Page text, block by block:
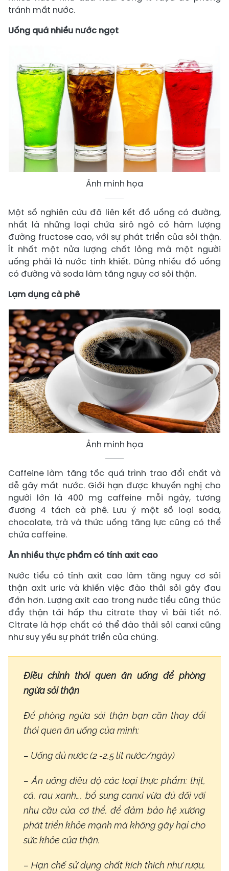
tránh mất nước.
Uống quá nhiều nước ngọt
Ảnh minh họa
Một số nghiên cứu đã liên kết đồ uống có đường,
nhất là những loại chứa sirô ngô có hàm lượng
đường fructose cao, với sự phát triển của sỏi thận.
Ít nhất một nửa lượng chất lỏng mà một người
uống phải là nước tinh khiết. Dùng nhiều đồ uống
có đường và soda làm tăng nguy cơ sỏi thận.
Lạm dụng cà phê
Ảnh minh họa
Caffeine làm tăng tốc quá trình trao đổi chất và
dễ gây mất nước. Giới hạn được khuyến nghị cho
người lớn là 400 mg caffeine mỗi ngày, tương
đương 4 tách cà phê. Lưu ý một số loại soda,
chocolate, trà và thức uống tăng lực cũng có thể
chứa caffeine.
Ăn nhiều thực phẩm có tính axit cao
Nước tiểu có tính axit cao làm tăng nguy cơ sỏi
thận axit uric và khiến việc đào thải sỏi gây đau
đớn hơn. Lượng axit cao trong nước tiểu cũng thúc
đẩy thận tái hấp thu citrate thay vì bài tiết nó.
Citrate là hợp chất có thể đào thải sỏi canxi cũng
như suy yếu sự phát triển của chúng.
Điều chỉnh thói quen ăn uống để phòng
ngừa sỏi thận
Để phòng ngừa sỏi thận bạn cần thay đổi
thói quen ăn uống của mình:
– Uống đủ nước (2 -2,5 lít nước/ngày)
– Ăn uống điều độ các loại thực phẩm: thịt,
cá, rau xanh…, bổ sung canxi vừa đủ đối với
nhu cầu của cơ thể, để đảm bảo hệ xương
phát triển khỏe mạnh mà không gây hại cho
sức khỏe của thận.
– Hạn chế sử dụng chất kích thích như rượu,